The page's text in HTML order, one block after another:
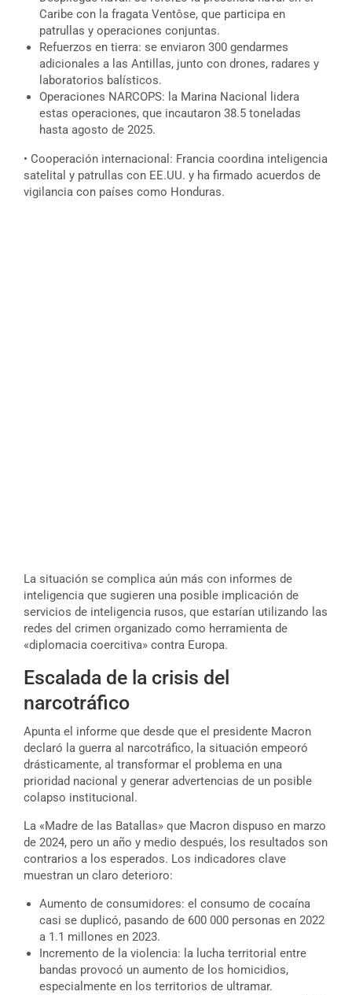
Caribe con la fragata Ventôse, que participa en
patrullas y operaciones conjuntas.
Refuerzos en tierra: se enviaron 300 gendarmes
adicionales a las Antillas, junto con drones, radares y
laboratorios balísticos.
Operaciones NARCOPS: la Marina Nacional lidera
estas operaciones, que incautaron 38.5 toneladas
hasta agosto de 2025.
• Cooperación internacional: Francia coordina inteligencia
satelital y patrullas con EE.UU. y ha firmado acuerdos de
vigilancia con países como Honduras.
La situación se complica aún más con informes de
inteligencia que sugieren una posible implicación de
servicios de inteligencia rusos, que estarían utilizando las
redes del crimen organizado como herramienta de
«diplomacia coercitiva» contra Europa.
Escalada de la crisis del
narcotráfico
Apunta el informe que desde que el presidente Macron
declaró la guerra al narcotráfico, la situación empeoró
drásticamente, al transformar el problema en una
prioridad nacional y generar advertencias de un posible
colapso institucional.
La «Madre de las Batallas» que Macron dispuso en marzo
de 2024, pero un año y medio después, los resultados son
contrarios a los esperados. Los indicadores clave
muestran un claro deterioro:
Aumento de consumidores: el consumo de cocaína
casi se duplicó, pasando de 600 000 personas en 2022
a 1.1 millones en 2023.
Incremento de la violencia: la lucha territorial entre
bandas provocó un aumento de los homicidios,
especialmente en los territorios de ultramar.